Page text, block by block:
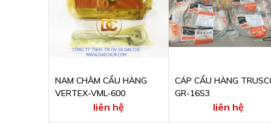
NAM CHÂM CẨU HÀNG
VERTEX-VML-600
liên hệ
CÁP CẨU HÀNG
GR-16S3
liên hệ